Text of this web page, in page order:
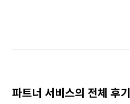
파트너 서비스의 전체 후기